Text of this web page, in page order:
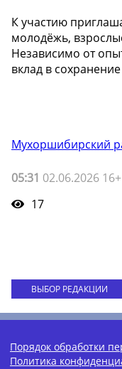
К участию
молодёжь,
Независимо от
вклад в
Мухоршибирский
05:31 02.06.2026 16+
17
ВЫБОР РЕДАКЦИИ
Порядок обработки
Политика